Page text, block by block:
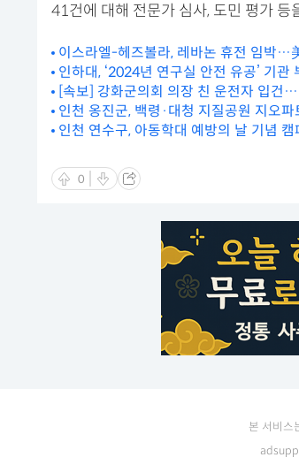
41건에 대해 전문가 심사, 도민 평가
이스라엘-헤즈볼라, 레바논 휴전 임박…
인하대, ‘2024년 연구실 안전 유공’ 기관
[속보] 강화군의회 의장 친 운전자 입건
인천 옹진군, 백령·대청 지질공원 지오
인천 연수구, 아동학대 예방의 날 기념 캠
0
본 서비스